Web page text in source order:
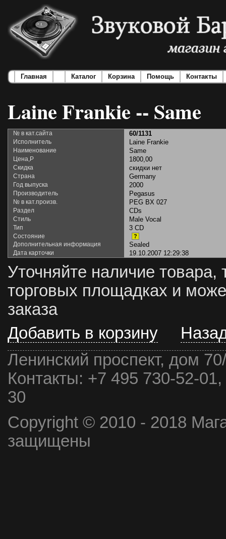
Главная Каталог Корзина Помощь Контакты
Laine Frankie -- Same
№ в кат.сайта 60/1131
Исполнитель Laine Frankie
Наименование Same
Цена,Р 1800,00
Скидка скидки нет
Страна Germany
Год выпуска 2000
Производитель Pegasus
№ в кат.произв. PEG BX 027
Раздел CDs
Стиль Male Vocal
Тип 3 CD
Состояние ?
Дополнительная информация Sealed
Дата карточки 19.10.2007 12:29:38
Уточняйте наличие товара,
торговых площадках и
заказа
Добавить в корзину
Ленинский проспект, дом
Контакты: +7 495 730-52-
30
Copyright © 2010 - 2018
защищены